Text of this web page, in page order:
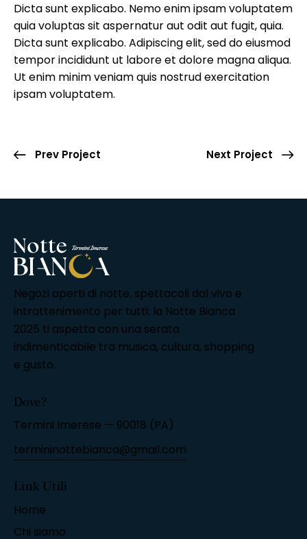
Dicta sunt explicabo. Nemo enim ipsam voluptatem
quia voluptas sit aspernatur aut odit aut fugit, quia.
Dicta sunt explicabo. Adipiscing elit, sed do eiusmod
tempor incididunt ut labore et dolore magna aliqua.
Ut enim minim veniam quis nostrud exercitation
ipsam voluptatem.
Prev Project Next Project
Negozi aperti di notte, spettacoli dal vivo e
intrattenimento per tutti: la Notte Bianca
2025 ti aspetta con una serata
indimenticabile tra musica, cultura, shopping
e gusto.
Dove?
Termini Imerese — 90018 (PA)
termininottebianca@gmail.com
Link Utili
Home
Chi siamo